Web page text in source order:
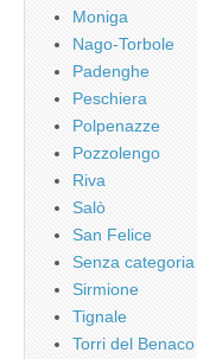
Moniga
Nago-Torbole
Padenghe
Peschiera
Polpenazze
Pozzolengo
Riva
Salò
San Felice
Senza categoria
Sirmione
Tignale
Torri del Benaco